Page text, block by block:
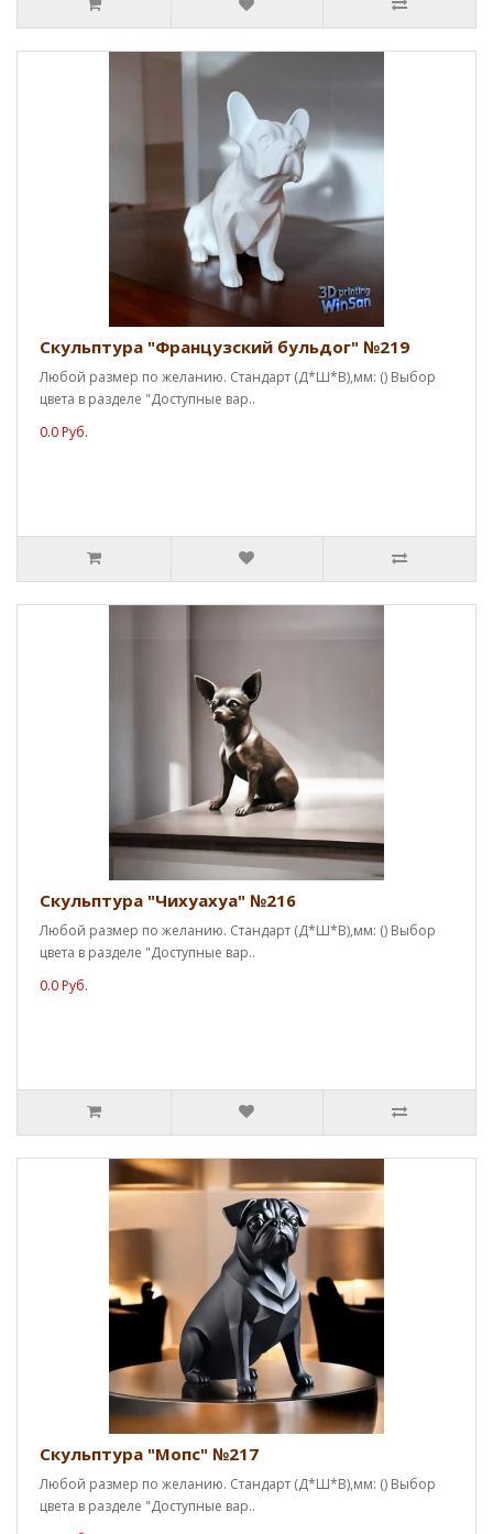
Скульптура "Французский бульдог" №219
Любой размер по желанию. Стандарт (Д*Ш*В),мм: () Выбор
цвета в разделе "Доступные вар..
0.0 Руб.
Скульптура "Чихуахуа" №216
Любой размер по желанию. Стандарт (Д*Ш*В),мм: () Выбор
цвета в разделе "Доступные вар..
0.0 Руб.
Скульптура "Мопс" №217
Любой размер по желанию. Стандарт (Д*Ш*В),мм: () Выбор
цвета в разделе "Доступные вар..